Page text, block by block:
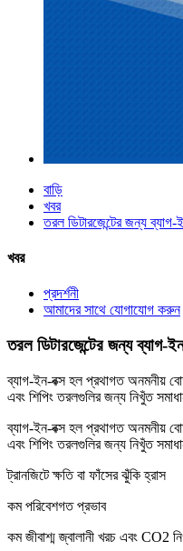
বাড়ি
খবর
তরল ডিটারজেন্টের জন্য ব্যাগ-
খবর
প্রদর্শনী
আমাদের সাথে যোগাযোগ করুন
তরল ডিটারজেন্টের জন্য ব্যাগ-
ব্যাগ-ইন-বক্স হল প্রথাগত অনমনীয়
এবং শিপিং তরলগুলির জন্য নিখুঁত
ব্যাগ-ইন-বক্স হল প্রথাগত অনমনীয়
এবং শিপিং তরলগুলির জন্য নিখুঁত
ট্রানজিটে ক্ষতি বা ফাঁসের ঝুঁকি হ্রাস
কম পরিবেশগত প্রভাব
কম জীবাশ্ম জ্বালানী খরচ এবং CO2